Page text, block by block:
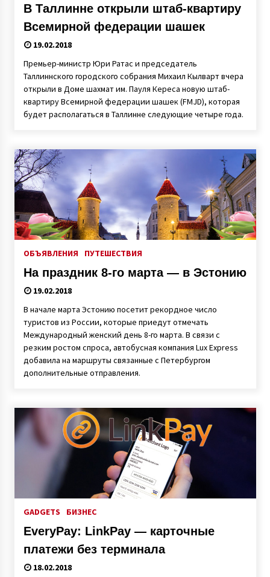
В Таллинне открыли штаб-квартиру
Всемирной федерации шашек
19.02.2018
Премьер-министр Юри Ратас и председатель
Таллиннского городского собрания Михаил Кылварт вчера
открыли в Доме шахмат им. Пауля Кереса новую штаб-
квартиру Всемирной федерации шашек (FMJD), которая
будет располагаться в Таллинне следующие четыре года.
ОБЪЯВЛЕНИЯ ПУТЕШЕСТВИЯ
На праздник 8-го марта — в Эстонию
19.02.2018
В начале марта Эстонию посетит рекордное число
туристов из России, которые приедут отмечать
Международный женский день 8-го марта. В связи с
резким ростом спроса, автобусная компания Lux Express
добавила на маршруты связанные с Петербургом
дополнительные отправления.
GADGETS БИЗНЕС
EveryPay: LinkPay — карточные
платежи без терминала
18.02.2018